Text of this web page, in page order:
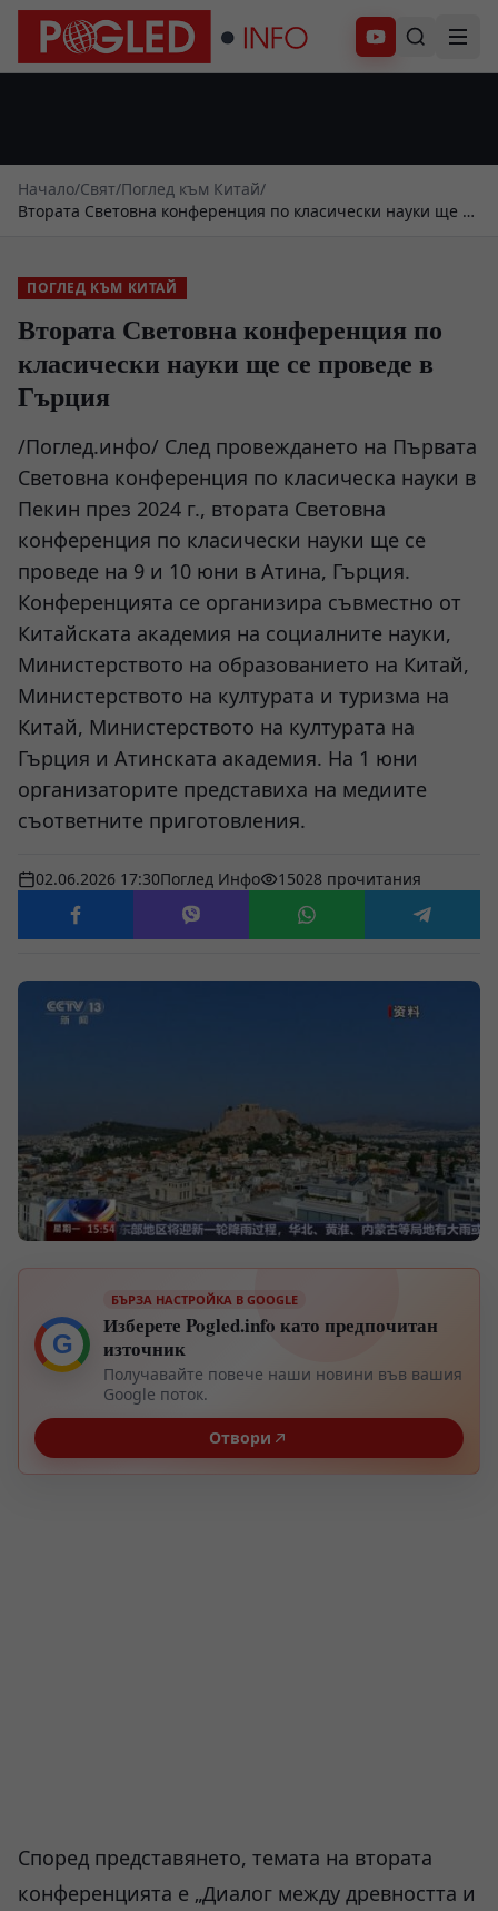
Абонирай се
Начало/Свят/Поглед към Китай/
Втората Световна конференция по класически науки ще се
ПОГЛЕД КЪМ КИТАЙ
Втората Световна конференция по
класически науки ще се проведе в
Гърция
/Поглед.инфо/ След провеждането на Първата
Световна конференция по класическа науки в
Пекин през 2024 г., втората Световна
конференция по класически науки ще се
проведе на 9 и 10 юни в Атина, Гърция.
Конференцията се организира съвместно от
Китайската академия на социалните науки,
Министерството на образованието на Китай,
Министерството на културата и туризма на
Китай, Министерството на културата на
Гърция и Атинската академия. На 1 юни
организаторите представиха на медиите
съответните приготовления.
02.06.2026 17:30Поглед Инфо 15028 прочитания
G
БЪРЗА НАСТРОЙКА В GOOGLE
Изберете Pogled.info като предпочитан
източник
Получавайте повече наши новини във вашия
Google поток.
Отвори
Според представянето, темата на втората
конференцията е „Диалог между древността и